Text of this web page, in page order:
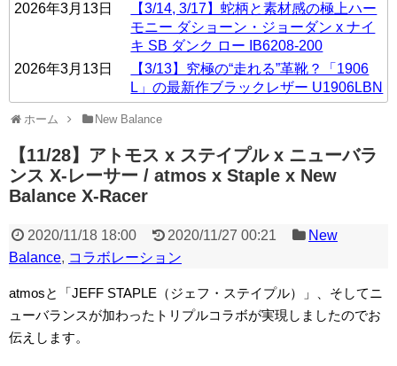
2026年3月13日
【3/14, 3/17】蛇柄と素材感の極上ハー
モニー ダショーン・ジョーダン x ナイ
キ SB ダンク ロー IB6208-200
2026年3月13日
【3/13】究極の“走れる”革靴？「1906
L」の最新作ブラックレザー U1906LBN
ホーム New Balance
【11/28】アトモス x ステイプル x ニューバラ
ンス X-レーサー / atmos x Staple x New
Balance X-Racer
2020/11/18 18:00 2020/11/27 00:21
New
Balance, コラボレーション
atmosと「JEFF STAPLE（ジェフ・ステイプル）」、そしてニ
ューバランスが加わったトリプルコラボが実現しましたのでお
伝えします。